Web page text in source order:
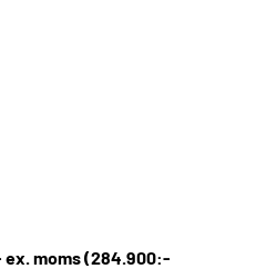
moms (284.900:-